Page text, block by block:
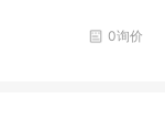
0询价